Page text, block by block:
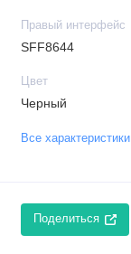
Правый интерфейс
SFF8644
Цвет
Черный
Все характеристики
Поделиться